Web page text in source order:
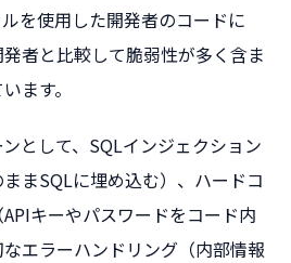
を使用した開発者のコードに
者と比較して脆弱性が多く含ま
ます。
として、SQLインジェクション
ままSQLに埋め込む）、ハードコ
キーやパスワードをコード内
エラーハンドリング（内部情報